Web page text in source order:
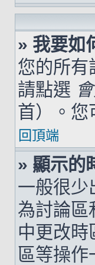
» 我要如
您的所有
請點選
首）。您
回頂端
» 顯示的
一般很少
為討論區
中更改
區等操